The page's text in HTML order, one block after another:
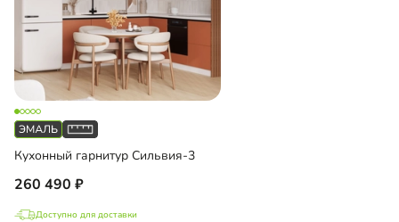
Кухонный гарнитур Сильвия-3
260 490
Доступно для доставки